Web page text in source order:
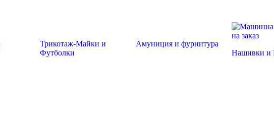
Трикотаж-Майки и
Футболки
Амуниция и фурнитура
Нашивки и